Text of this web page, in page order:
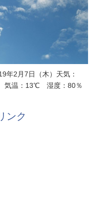
年2月7日（木）天気：
温：13℃ 湿度：80％
ンク